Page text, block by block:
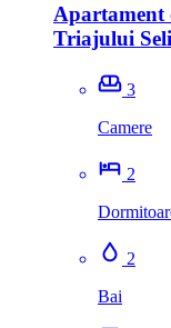
Apartament
Triajului
3
Camere
2
2
Bai